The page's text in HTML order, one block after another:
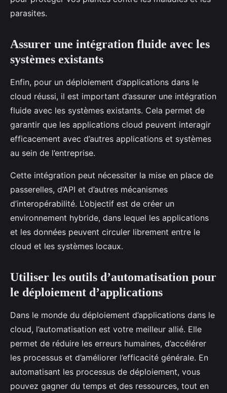
parasites.
Assurer une intégration fluide avec les
systèmes existants
Enfin, pour un déploiement d’applications dans le
cloud réussi, il est important d’assurer une intégration
fluide avec les systèmes existants. Cela permet de
garantir que les applications cloud peuvent interagir
efficacement avec d’autres applications et systèmes
au sein de l’entreprise.
Cette intégration peut nécessiter la mise en place de
passerelles, d’API et d’autres mécanismes
d’interopérabilité. L’objectif est de créer un
environnement hybride, dans lequel les applications
et les données peuvent circuler librement entre le
cloud et les systèmes locaux.
Utiliser les outils d’automatisation pour
le déploiement d’applications
Dans le monde du déploiement d’applications dans le
cloud, l’automatisation est votre meilleur allié. Elle
permet de réduire les erreurs humaines, d’accélérer
les processus et d’améliorer l’efficacité générale. En
automatisant les processus de déploiement, vous
pouvez gagner du temps et des ressources, tout en